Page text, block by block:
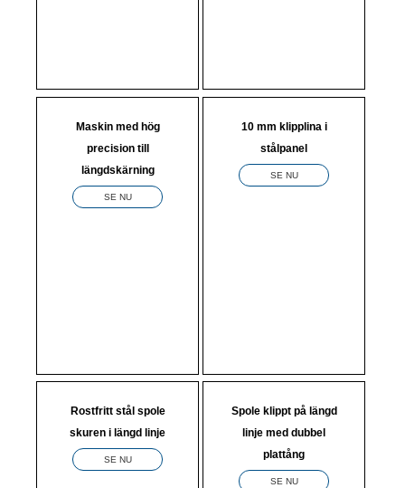
Maskin med hög
precision till
längdskärning
SE NU
10 mm klipplina i
stålpanel
SE NU
Rostfritt stål spole
skuren i längd linje
SE NU
Spole klippt på längd
linje med dubbel
plattång
SE NU